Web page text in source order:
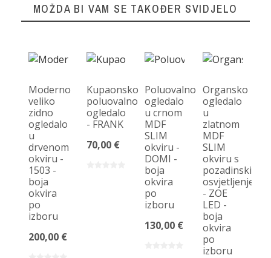
MOŽDA BI VAM SE TAKOĐER SVIDJELO
Moderno
veliko
zidno
ogledalo
u
drvenom
okviru -
1503 -
boja
okvira
po
izboru
200,00 €
Kupaonsko
poluovalno
ogledalo
- FRANK
70,00 €
Poluovalno
ogledalo
u crnom
MDF
SLIM
okviru -
DOMI -
boja
okvira
po
izboru
130,00 €
Organsko
ogledalo
u
zlatnom
MDF
SLIM
okviru s
pozadinskim
osvjetljenjem
- ZOE
LED -
boja
okvira
po
izboru